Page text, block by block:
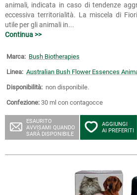
animali, indicata in caso di tendenze
eccessiva territorialità. La miscela di
utile per gli animali in...
Continua >>
Marca: Bush Biotherapies
Linea: Australian Bush Flower Essences
Disponibilità: non disponibile.
Confezione: 30 ml con contagocce
ESAURITO
AVVISAMI QUANDO
SARÀ DISPONIBILE
AGGIUNGI
AI PREFERITI